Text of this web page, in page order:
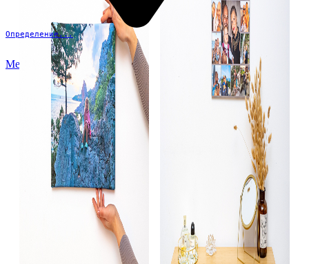
Определение...
Меню